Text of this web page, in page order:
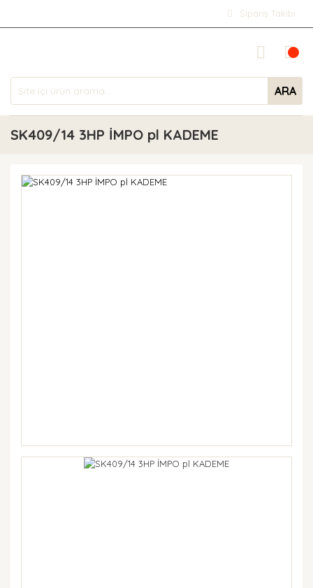
Sipariş Takibi
ARA
SK409/14 3HP İMPO pl KADEME